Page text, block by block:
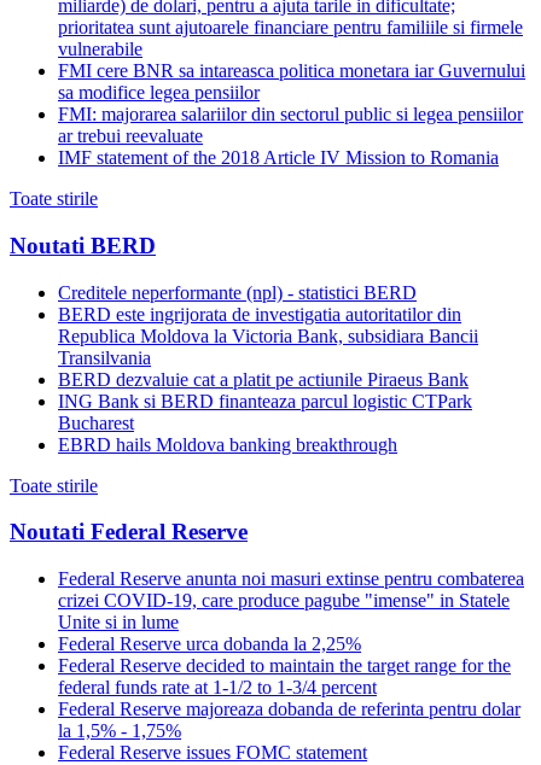
miliarde) de dolari, pentru a ajuta tarile in dificultate;
prioritatea sunt ajutoarele financiare pentru familiile si firmele
vulnerabile
FMI cere BNR sa intareasca politica monetara iar Guvernului
sa modifice legea pensiilor
FMI: majorarea salariilor din sectorul public si legea pensiilor
ar trebui reevaluate
IMF statement of the 2018 Article IV Mission to Romania
Toate stirile
Noutati BERD
Creditele neperformante (npl) - statistici BERD
BERD este ingrijorata de investigatia autoritatilor din
Republica Moldova la Victoria Bank, subsidiara Bancii
Transilvania
BERD dezvaluie cat a platit pe actiunile Piraeus Bank
ING Bank si BERD finanteaza parcul logistic CTPark
Bucharest
EBRD hails Moldova banking breakthrough
Toate stirile
Noutati Federal Reserve
Federal Reserve anunta noi masuri extinse pentru combaterea
crizei COVID-19, care produce pagube "imense" in Statele
Unite si in lume
Federal Reserve urca dobanda la 2,25%
Federal Reserve decided to maintain the target range for the
federal funds rate at 1-1/2 to 1-3/4 percent
Federal Reserve majoreaza dobanda de referinta pentru dolar
la 1,5% - 1,75%
Federal Reserve issues FOMC statement